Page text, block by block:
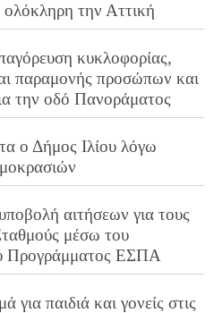
ολόκληρη την Αττική
κυκλοφορίας,
παραμονής προσώπων και
την οδό Πανοράματος
ο Δήμος Ιλίου λόγω
αιτήσεων για τους
μέσω του
Προγράμματος ΕΣΠΑ
για παιδιά και γονείς στις